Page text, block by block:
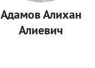
Адамов Алихан
Алиевич